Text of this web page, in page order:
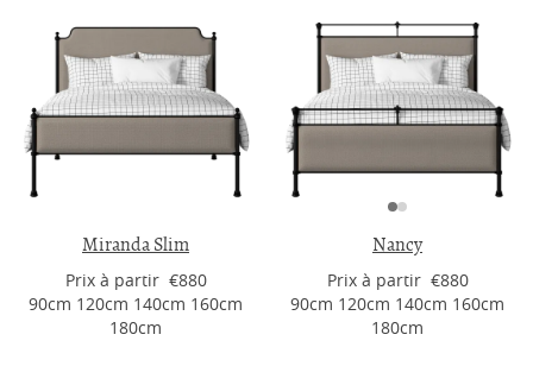
Miranda Slim
Prix ​​à partir €880
90cm 120cm 140cm 160cm
180cm
Nancy
Prix ​​à partir €880
90cm 120cm 140cm 160cm
180cm